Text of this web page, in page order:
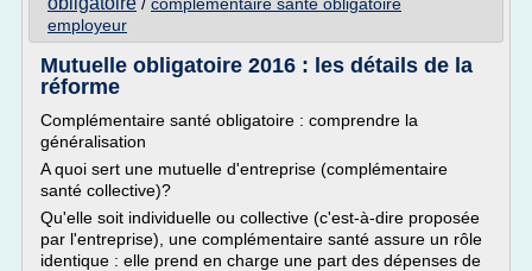
employeur
Mutuelle obligatoire 2016 : les détails de la
réforme
Complémentaire santé obligatoire : comprendre la
généralisation
A quoi sert une mutuelle d'entreprise (complémentaire
santé collective)?
Qu'elle soit individuelle ou collective (c'est-à-dire proposée
par l'entreprise), une complémentaire santé assure un rôle
identique : elle prend en charge une part des dépenses de